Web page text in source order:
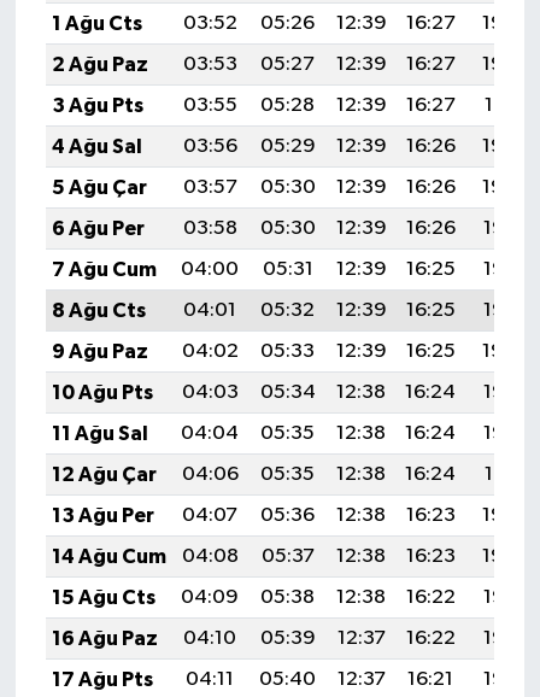
1 Ağu Cts
03:52 05:26 12:39 16:27
19:43
2 Ağu Paz
03:53 05:27 12:39 16:27
19:42
3 Ağu Pts
03:55 05:28 12:39 16:27
19:41
4 Ağu Sal
03:56 05:29 12:39 16:26
19:40
5 Ağu Çar
03:57 05:30 12:39 16:26
19:39
6 Ağu Per
03:58 05:30 12:39 16:26
19:38
7 Ağu Cum
04:00 05:31 12:39 16:25
19:37
8 Ağu Cts
04:01 05:32 12:39 16:25
19:35
9 Ağu Paz
04:02 05:33 12:39 16:25
19:34
10 Ağu Pts
04:03 05:34 12:38 16:24
19:33
11 Ağu Sal
04:04 05:35 12:38 16:24
19:32
12 Ağu Çar
04:06 05:35 12:38 16:24
19:31
13 Ağu Per
04:07 05:36 12:38 16:23
19:30
14 Ağu Cum
04:08 05:37 12:38 16:23
19:29
15 Ağu Cts
04:09 05:38 12:38 16:22
19:27
16 Ağu Paz
04:10 05:39 12:37 16:22
19:26
17 Ağu Pts
04:11 05:40 12:37 16:21
19:25